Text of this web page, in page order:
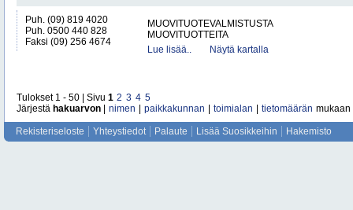
Puh. (09) 819 4020
Puh. 0500 440 828
Faksi (09) 256 4674
MUOVITUOTEVALMISTUSTA
MUOVITUOTTEITA
Lue lisää..
Näytä kartalla
Tulokset 1 - 50 | Sivu 1 2 3 4 5
Järjestä hakuarvon nimen paikkakunnan toimialan tietomäärän mukaan
Rekisteriseloste Yhteystiedot Palaute Lisää Suosikkeihin Hakemisto